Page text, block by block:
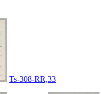
Ts-308-RR,33